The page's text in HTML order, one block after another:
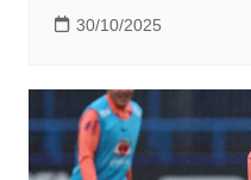
30/10/2025